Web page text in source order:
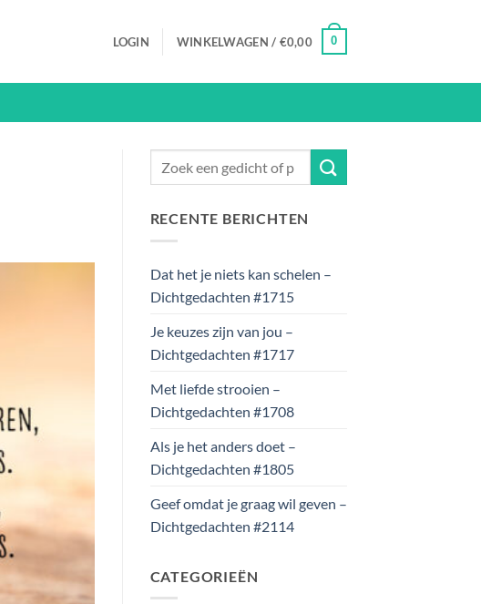
LOGIN WINKELWAGEN / €0,00 0
RECENTE BERICHTEN
Dat het je niets kan schelen –
Dichtgedachten #1715
Je keuzes zijn van jou –
Dichtgedachten #1717
Met liefde strooien –
Dichtgedachten #1708
Als je het anders doet –
Dichtgedachten #1805
Geef omdat je graag wil geven –
Dichtgedachten #2114
CATEGORIEËN